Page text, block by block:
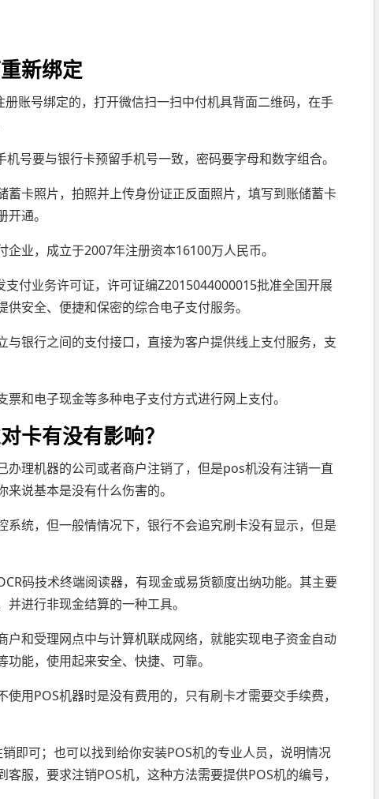
新绑定
账号绑定的，打开微信扫一扫中付机具背面二维码，在手
号要与银行卡预留手机号一致，密码要字母和数字组合。
卡照片，拍照并上传身份证正反面照片，填写到账储蓄卡
通。
业，成立于2007年注册资本16100万人民币。
付业务许可证，许可证编Z2015044000015批准全国开展
安全、便捷和保密的综合电子支付服务。
银行之间的支付接口，直接为客户提供线上支付服务，支
和电子现金等多种电子支付方式进行网上支付。
卡有没有影响？
理机器的公司或者商户注销了，但是pos机没有注销一直
说基本是没有什么伤害的。
统，但一般情情况下，银行不会追究刷卡没有显示，但是
码技术终端阅读器，有现金或易货额度出纳功能。其主要
进行非现金结算的一种工具。
和受理网点中与计算机联成网络，就能实现电子资金自动
能，使用起来安全、快捷、可靠。
用POS机器时是没有费用的，只有刷卡才需要交手续费，
即可；也可以找到给你安装POS机的专业人员，说明情况
服，要求注销POS机，这种方法需要提供POS机的编号，